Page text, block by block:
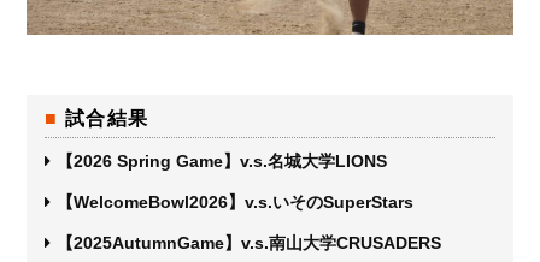
試合結果
【2026 Spring Game】v.s.名城大学LIONS
【WelcomeBowl2026】v.s.いそのSuperStars
【2025AutumnGame】v.s.南山大学CRUSADERS